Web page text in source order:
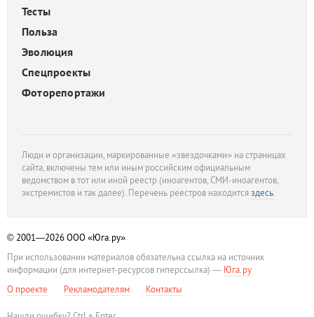
Тесты
Польза
Эволюция
Спецпроекты
Фоторепортажи
Люди и организации, маркированные «звездочками» на страницах
сайта, включены тем или иным российским официальным
ведомством в тот или иной реестр (иноагентов, СМИ-иноагентов,
экстремистов и так далее). Перечень реестров находитсяздесь.
© 2001—2026ООО «Юга.ру»
При использовании материалов обязательна ссылка на источник
информации (для интернет-ресурсов гиперссылка) — Юга.ру
О проекте
Рекламодателям Контакты